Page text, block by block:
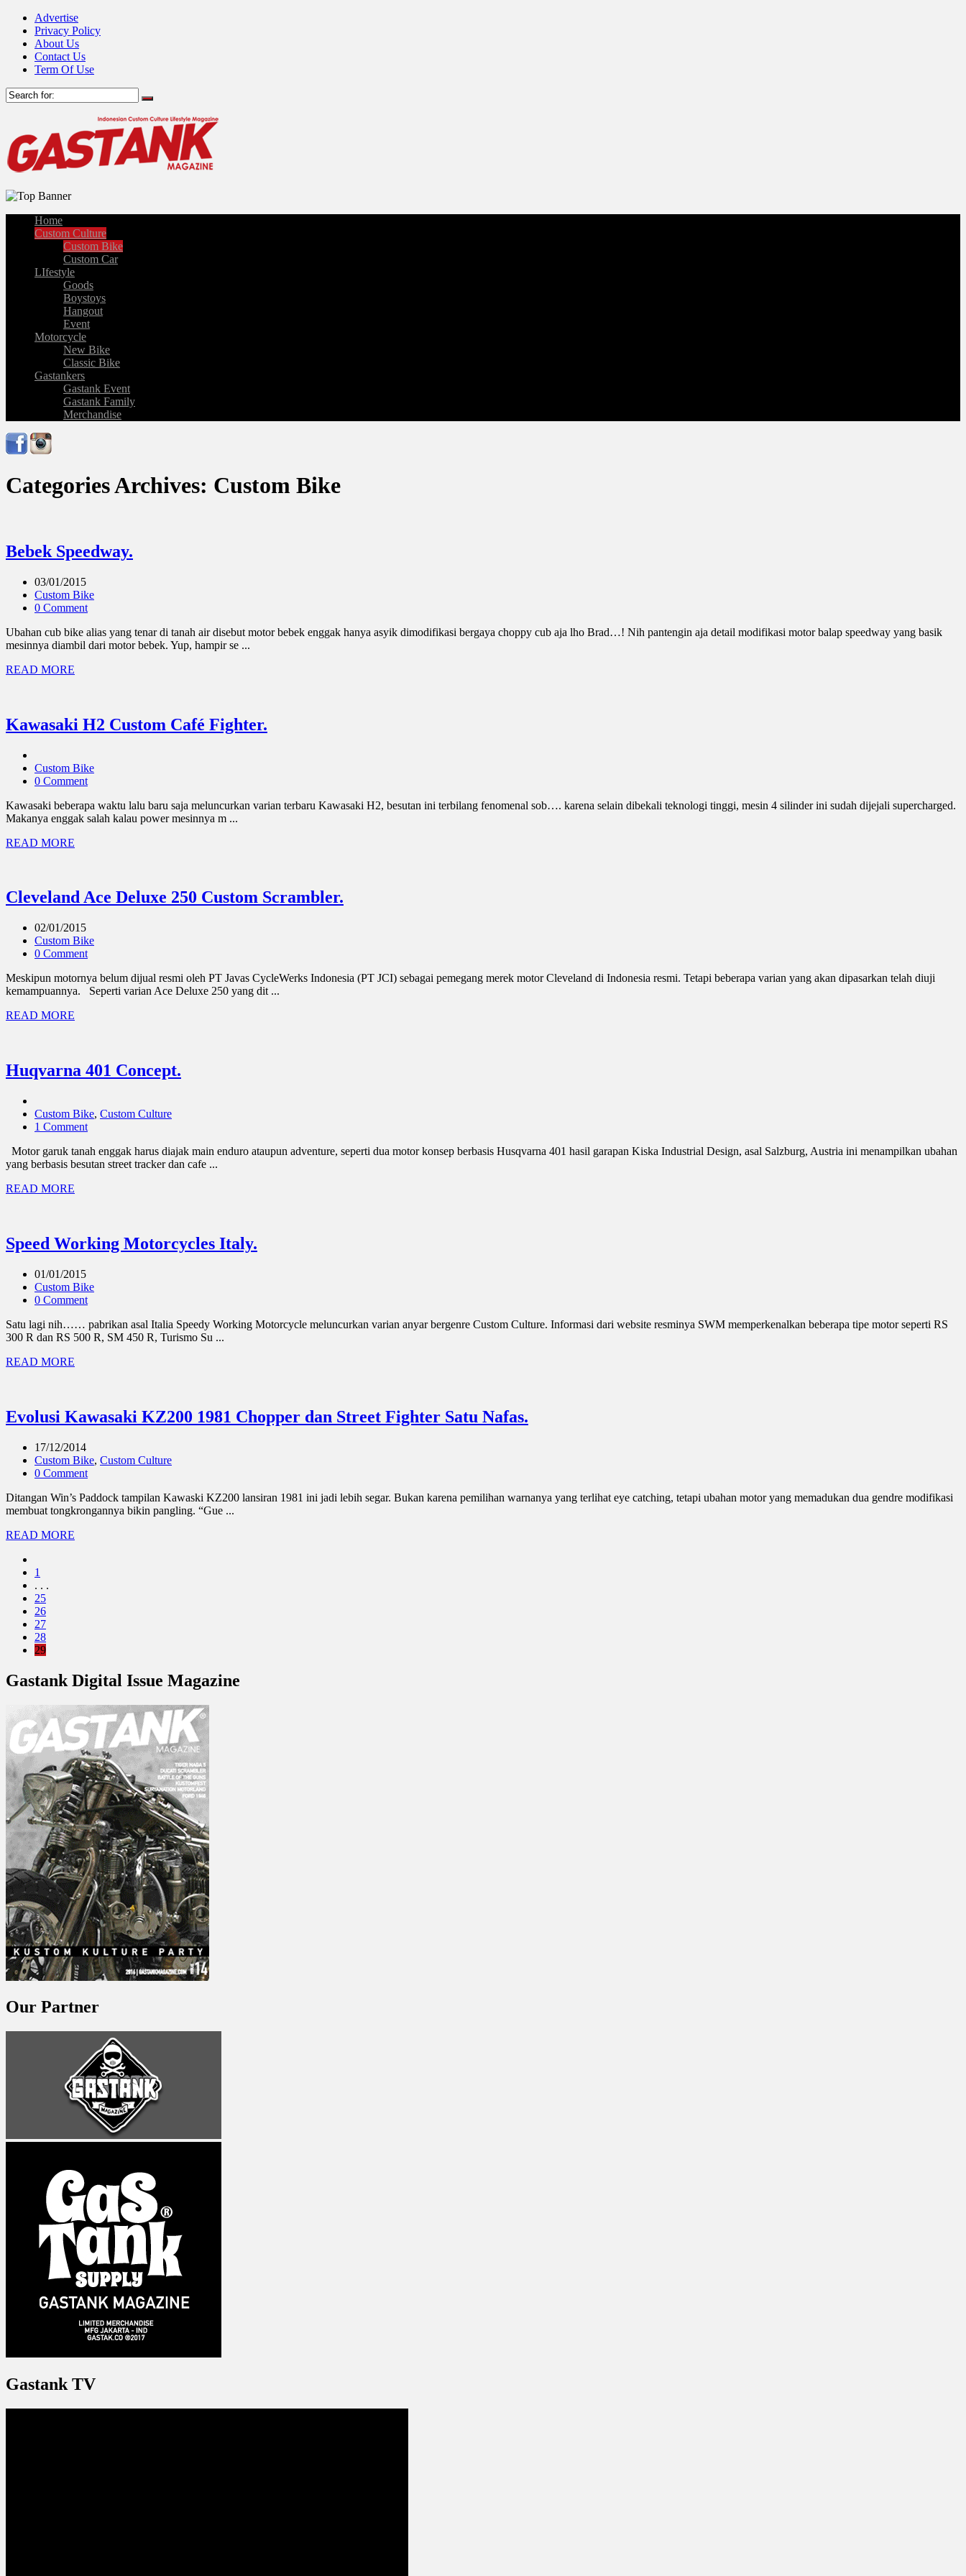
Advertise
Privacy Policy
About Us
Contact Us
Term Of Use
Home
Custom Culture
Custom Bike
Custom Car
LIfestyle
Goods
Boystoys
Hangout
Event
Motorcycle
New Bike
Classic Bike
Gastankers
Gastank Event
Gastank Family
Merchandise
Categories Archives: Custom Bike
Bebek Speedway.
03/01/2015
Custom Bike
0 Comment
Ubahan cub bike alias yang tenar di tanah air disebut motor bebek enggak hanya asyik dimodifikasi bergaya choppy cub aja lho Brad…! Nih pantengin aja detail modifikasi motor balap speedway yang basik
mesinnya diambil dari motor bebek. Yup, hampir se ...
READ MORE
Kawasaki H2 Custom Café Fighter.
Custom Bike
0 Comment
Kawasaki beberapa waktu lalu baru saja meluncurkan varian terbaru Kawasaki H2, besutan ini terbilang fenomenal sob…. karena selain dibekali teknologi tinggi, mesin 4 silinder ini sudah dijejali supercharged.
Makanya enggak salah kalau power mesinnya m ...
READ MORE
Cleveland Ace Deluxe 250 Custom Scrambler.
02/01/2015
Custom Bike
0 Comment
Meskipun motornya belum dijual resmi oleh PT Javas CycleWerks Indonesia (PT JCI) sebagai pemegang merek motor Cleveland di Indonesia resmi. Tetapi beberapa varian yang akan dipasarkan telah diuji
kemampuannya. Seperti varian Ace Deluxe 250 yang dit ...
READ MORE
Huqvarna 401 Concept.
Custom Bike, Custom Culture
1 Comment
Motor garuk tanah enggak harus diajak main enduro ataupun adventure, seperti dua motor konsep berbasis Husqvarna 401 hasil garapan Kiska Industrial Design, asal Salzburg, Austria ini menampilkan ubahan
yang berbasis besutan street tracker dan cafe ...
READ MORE
Speed Working Motorcycles Italy.
01/01/2015
Custom Bike
0 Comment
Satu lagi nih…… pabrikan asal Italia Speedy Working Motorcycle meluncurkan varian anyar bergenre Custom Culture. Informasi dari website resminya SWM memperkenalkan beberapa tipe motor seperti RS
300 R dan RS 500 R, SM 450 R, Turismo Su ...
READ MORE
Evolusi Kawasaki KZ200 1981 Chopper dan Street Fighter Satu Nafas.
17/12/2014
Custom Bike, Custom Culture
0 Comment
Ditangan Win’s Paddock tampilan Kawaski KZ200 lansiran 1981 ini jadi lebih segar. Bukan karena pemilihan warnanya yang terlihat eye catching, tetapi ubahan motor yang memadukan dua gendre modifikasi
membuat tongkrongannya bikin pangling. “Gue ...
READ MORE
1
. . .
25
26
27
28
29
Gastank Digital Issue Magazine
Our Partner
Gastank TV